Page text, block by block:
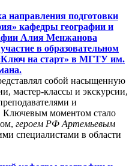
направления подготовки
кафедры географии и
Алия Менжанова
в образовательном
на старт» в МГТУ им.
собой насыщенную
мастер-классы и экскурсии,
и
Ключевым моментом стало
героем РФ Артемьевым
специалистами в области